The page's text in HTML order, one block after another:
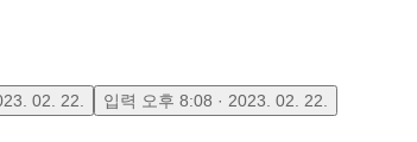
02. 22. 입력 오후 8:08 · 2023. 02. 22.